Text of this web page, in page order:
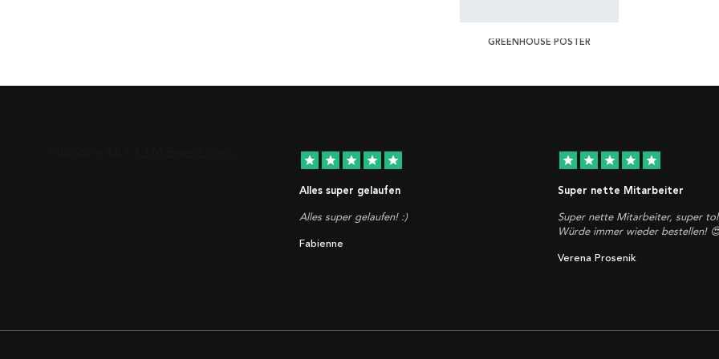
GREENHOUSE POSTER
star star star star star
Alles super gelaufen
Alles super gelaufen! :)
Fabienne
star star star star star
Super nette Mitarbeiter
Super nette Mitarbeiter, super
Würde immer wieder bestellen!
Verena Prosenik